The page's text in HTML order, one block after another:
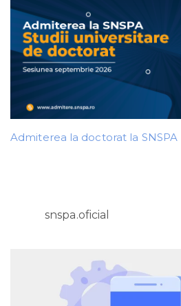
Admiterea la doctorat la SNSPA
snspa.oficial